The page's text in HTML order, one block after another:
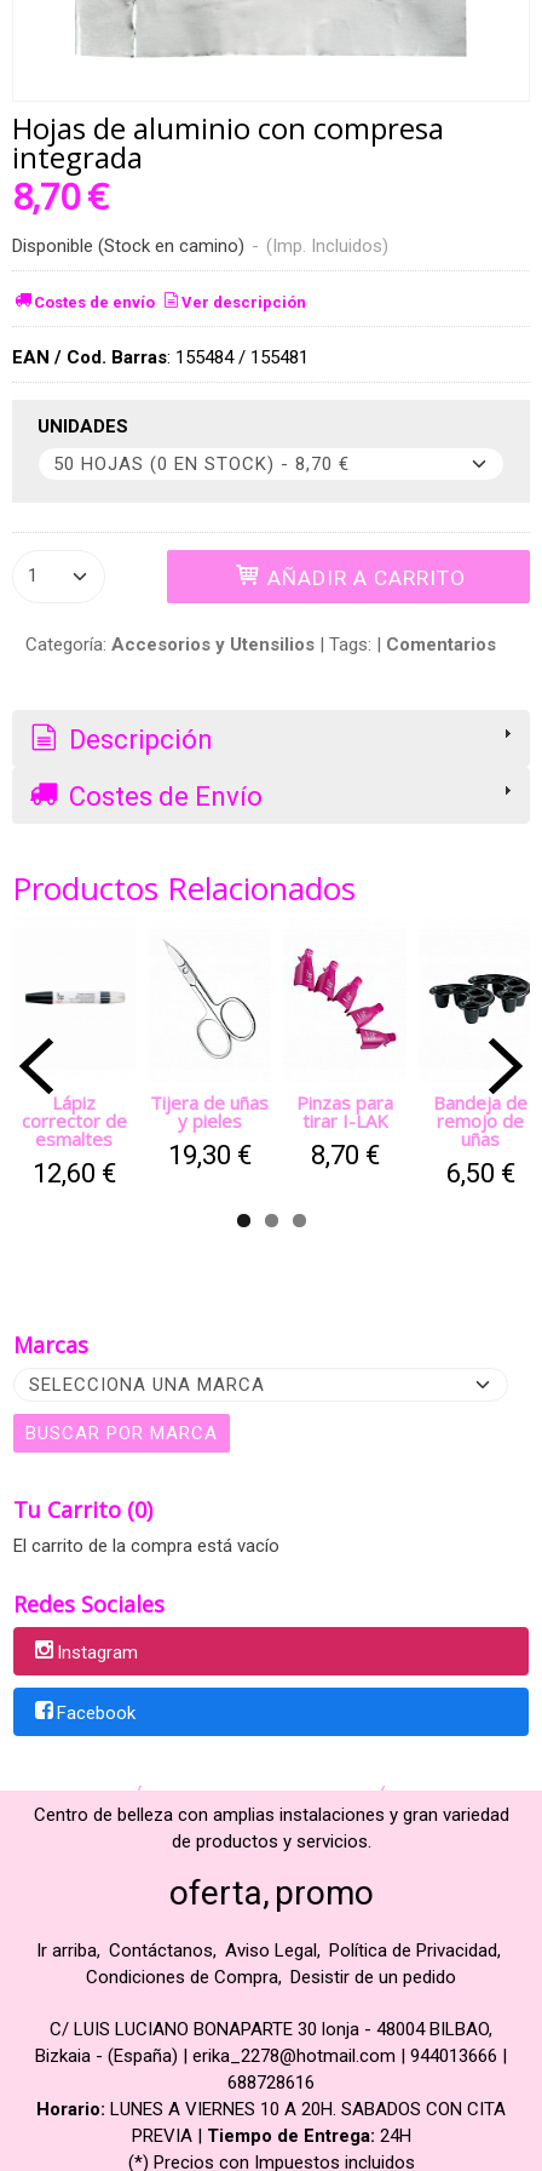
Marcas
Tu Carrito (0)
El carrito de la compra está vacío
Redes Sociales
Instagram
Facebook
Hojas de aluminio con compresa
integrada
8,70 €
Disponible (Stock en camino) - (Imp. Incluidos)
Costes de envío Ver descripción
EAN / Cod. Barras: 155484 / 155481
UNIDADES
AÑADIR A CARRITO
Categoría: Accesorios y Utensilios | Tags: | Comentarios
Descripción
Costes de Envío
Productos Relacionados
Lápiz
corrector de
esmaltes
12,60 €
Tijera de uñas
y pieles
19,30 €
Pinzas para
tirar I-LAK
8,70 €
Bandeja de
remojo de
uñas
6,50 €
Centro de belleza con amplias instalaciones y gran variedad
de productos y servicios.
oferta promo
Ir arriba Contáctanos Aviso Legal Política de Privacidad
Condiciones de Compra Desistir de un pedido
C/ LUIS LUCIANO BONAPARTE 30 lonja - 48004 BILBAO,
Bizkaia - (España) | erika_2278@hotmail.com | 944013666 |
688728616
Horario: LUNES A VIERNES 10 A 20H. SABADOS CON CITA
PREVIA | Tiempo de Entrega: 24H
(*) Precios con Impuestos incluidos